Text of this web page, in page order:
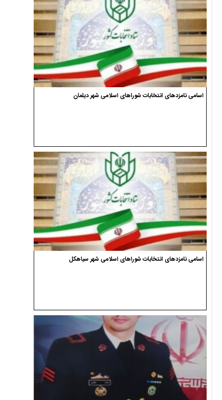
اسامی نامزدهای انتخابات شوراهای اسلامی شهر دیلمان
اسامی نامزدهای انتخابات شوراهای اسلامی شهر سیاهکل